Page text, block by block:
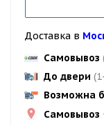
Доставка в
Самовывоз
До двери
Возможна
Самовывоз